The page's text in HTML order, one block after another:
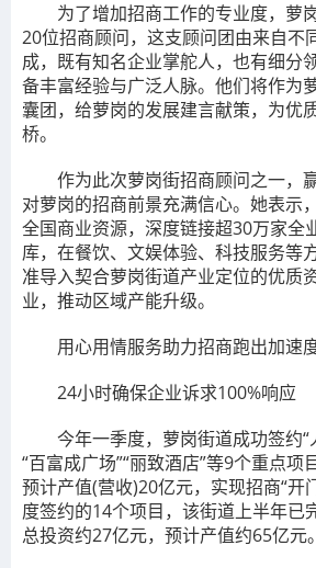
为了增加招商工作的专业度，萝
20位招商顾问，这支顾问团由来自不
成，既有知名企业掌舵人，也有细分
备丰富经验与广泛人脉。他们将作为
囊团，给萝岗的发展建言献策，为优
桥。
作为此次萝岗街招商顾问之一，
对萝岗的招商前景充满信心。她表示
全国商业资源，深度链接超30万家全
库，在餐饮、文娱体验、科技服务等
准导入契合萝岗街道产业定位的优质
业，推动区域产能升级。
用心用情服务助力招商跑出加速
24小时确保企业诉求100%响应
今年一季度，萝岗街道成功签约“
“百富成广场”“丽致酒店”等9个重点项
预计产值(营收)20亿元，实现招商“开
度签约的14个项目，该街道上半年已
总投资约27亿元，预计产值约65亿元。